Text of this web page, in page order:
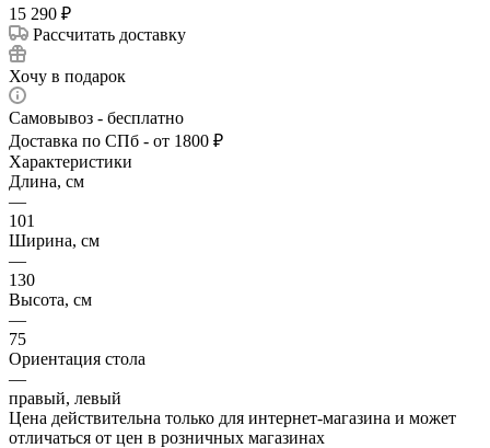
15 290 ₽
Рассчитать доставку
Хочу в подарок
Самовывоз - бесплатно
Доставка по СПб - от 1800 ₽
Характеристики
Длина, см
—
101
Ширина, см
—
130
Высота, см
—
75
Ориентация стола
—
правый, левый
Цена действительна только для интернет-магазина и может
отличаться от цен в розничных магазинах